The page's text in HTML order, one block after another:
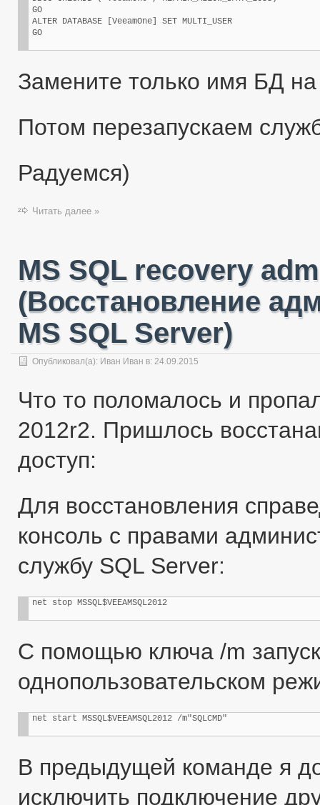
GO
ALTER DATABASE [VeeamOne] SET MULTI_USER
GO
Замените только имя БД
Потом перезапускаем
Радуемся)
Читать далее »
MS SQL recovery
(Восстановление
MS SQL Server)
Опубликовал(а): Иван Иван в: 24.09.2015
Что то поломалось и
2012r2. Пришлось
доступ:
Для восстановления
консоль с правами
службу SQL Server:
net stop MSSQL$VEEAMSQL2012
С помощью ключа /m
однопользовательском
net start MSSQL$VEEAMSQL2012 /m"SQLCMD"
В предыдущей команде я
исключить подключение